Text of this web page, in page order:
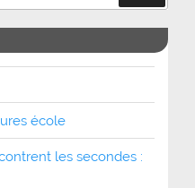
école
les secondes :